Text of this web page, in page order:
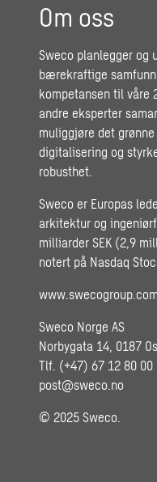
Om oss
Sweco planlegger og
bærekraftige samfunn
kompetansen til våre
andre eksperter
muliggjøre det
digitalisering og
robusthet.
Sweco er Europas
arkitektur og
milliarder SEK (2,9
notert på Nasdaq
www.swecogroup.com
Sweco Norge AS
Norbygata 14, 0187
Tlf. (+47) 67 12 80 00
post@sweco.no
© 2025 Sweco.